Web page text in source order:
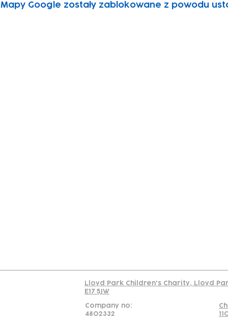
Mapy Google zostały zablokowane z powodu
Lloyd Park Children's Charity, Lloyd
E17 5JW
Company no:
4802332